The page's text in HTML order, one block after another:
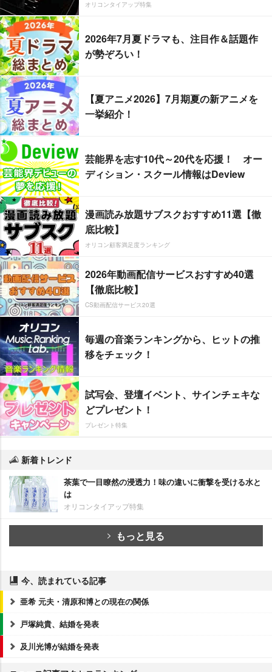
オリコンタイアップ特集
2026年7月夏ドラマも、注目作＆話題作
が勢ぞろい！
【夏アニメ2026】7月期夏の新アニメを
一挙紹介！
芸能界を志す10代～20代を応援！ オー
ディション・スクール情報はDeview
漫画読み放題サブスクおすすめ11選【徹
底比較】
オリコン顧客満足度ランキング
2026年動画配信サービスおすすめ40選
【徹底比較】
CS動画配信サービス20選
毎週の音楽ランキングから、ヒットの推
移をチェック！
試写会、登壇イベント、サインチェキな
どプレゼント！
プレゼント特集
新着トレンド
茶葉で一目瞭然の浸透力！味の違いに衝撃を受ける水と
は
オリコンタイアップ特集
もっと見る
今、読まれている記事
亜希 元夫・清原和博との現在の関係
戸塚純貴、結婚を発表
及川光博が結婚を発表